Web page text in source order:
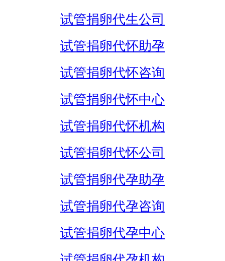
试管捐卵代生公司
试管捐卵代怀助孕
试管捐卵代怀咨询
试管捐卵代怀中心
试管捐卵代怀机构
试管捐卵代怀公司
试管捐卵代孕助孕
试管捐卵代孕咨询
试管捐卵代孕中心